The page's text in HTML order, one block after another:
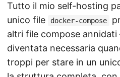
Tutto il mio self-hosting
unico file
docker-compose
altri file compose
diventata necessaria
troppi per stare in un